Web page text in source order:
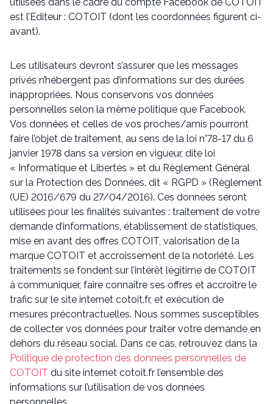
est l’Editeur : COTOIT (dont les coordonnées figurent ci-
avant).
Les utilisateurs devront s’assurer que les messages
privés n’hébergent pas d’informations sur des durées
inappropriées. Nous conservons vos données
personnelles selon la même politique que Facebook.
Vos données et celles de vos proches/amis pourront
faire l’objet de traitement, au sens de la loi n°78-17 du 6
janvier 1978 dans sa version en vigueur, dite loi
« Informatique et Libertés » et du Règlement Général
sur la Protection des Données, dit « RGPD » (Règlement
(UE) 2016/679 du 27/04/2016). Ces données seront
utilisées pour les finalités suivantes : traitement de votre
demande d’informations, établissement de statistiques,
mise en avant des offres COTOIT, valorisation de la
marque COTOIT et accroissement de la notoriété. Les
traitements se fondent sur l’intérêt légitime de COTOIT
à communiquer, faire connaître ses offres et accroître le
trafic sur le site internet cotoit.fr, et exécution de
mesures précontractuelles. Nous sommes susceptibles
de collecter vos données pour traiter votre demande en
dehors du réseau social. Dans ce cas, retrouvez dans la
Politique de protection des données personnelles de
COTOIT du site internet cotoit.fr l’ensemble des
informations sur l’utilisation de vos données